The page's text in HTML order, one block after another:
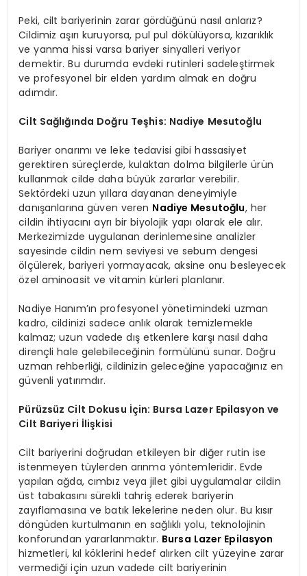
Peki, cilt bariyerinin zarar gördüğünü nasıl anlarız?
Cildimiz aşırı kuruyorsa, pul pul dökülüyorsa, kızarıklık
ve yanma hissi varsa bariyer sinyalleri veriyor
demektir. Bu durumda evdeki rutinleri sadeleştirmek
ve profesyonel bir elden yardım almak en doğru
adımdır.
Cilt Sağlığında Doğru Teşhis: Nadiye Mesutoğlu
Bariyer onarımı ve leke tedavisi gibi hassasiyet
gerektiren süreçlerde, kulaktan dolma bilgilerle ürün
kullanmak cilde daha büyük zararlar verebilir.
Sektördeki uzun yıllara dayanan deneyimiyle
danışanlarına güven veren Nadiye Mesutoğlu, her
cildin ihtiyacını ayrı bir biyolojik yapı olarak ele alır.
Merkezimizde uygulanan derinlemesine analizler
sayesinde cildin nem seviyesi ve sebum dengesi
ölçülerek, bariyeri yormayacak, aksine onu besleyecek
özel aminoasit ve vitamin kürleri planlanır.
Nadiye Hanım’ın profesyonel yönetimindeki uzman
kadro, cildinizi sadece anlık olarak temizlemekle
kalmaz; uzun vadede dış etkenlere karşı nasıl daha
dirençli hale gelebileceğinin formülünü sunar. Doğru
uzman rehberliği, cildinizin geleceğine yapacağınız en
güvenli yatırımdır.
Pürüzsüz Cilt Dokusu İçin: Bursa Lazer Epilasyon ve
Cilt Bariyeri İlişkisi
Cilt bariyerini doğrudan etkileyen bir diğer rutin ise
istenmeyen tüylerden arınma yöntemleridir. Evde
yapılan ağda, cımbız veya jilet gibi uygulamalar cildin
üst tabakasını sürekli tahriş ederek bariyerin
zayıflamasına ve batık lekelerine neden olur. Bu kısır
döngüden kurtulmanın en sağlıklı yolu, teknolojinin
konforundan yararlanmaktır. Bursa Lazer Epilasyon
hizmetleri, kıl köklerini hedef alırken cilt yüzeyine zarar
vermediği için uzun vadede cilt bariyerinin